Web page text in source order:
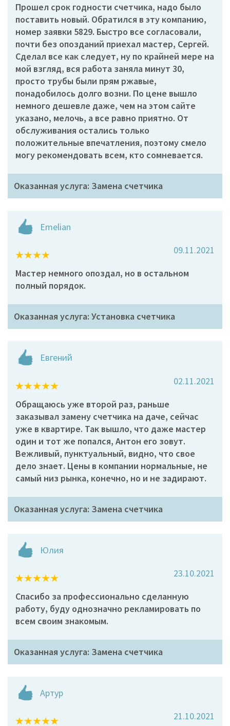
Прошел срок годности счетчика, надо было
поставить новый. Обратился в эту компанию,
номер заявки 5829. Быстро все согласовали,
почти без опозданий приехал мастер, Сергей.
Сделал все как следует, ну по крайней мере на
мой взгляд, вся работа заняла минут 30,
просто трубы были прям ржавые,
понадобилось долго возни. По цене вышло
немного дешевле даже, чем на этом сайте
указано, мелочь, а все равно приятно. От
обслуживания остались только
положительные впечатления, поэтому смело
могу рекомендовать всем, кто сомневается.
Оказанная услуга: Замена счетчика
Emelian
09.11.2021
Мастер немного опоздал, но в остальном
полный порядок.
Оказанная услуга: Установка счетчика
Евгений
02.11.2021
Обращаюсь уже второй раз, раньше
заказывал замену счетчика на даче, сейчас
уже в квартире. Так вышло, что даже мастер
один и тот же попался, Антон его зовут.
Вежливый, пунктуальный, видно, что свое
дело знает. Цены в компании нормальные, не
самый низ рынка, конечно, но и не задирают.
Оказанная услуга: Замена счетчика
Юлия
23.10.2021
Спасибо за профессионально сделанную
работу, буду однозначно рекламировать по
всем своим знакомым.
Оказанная услуга: Замена счетчика
Артур
21.10.2021